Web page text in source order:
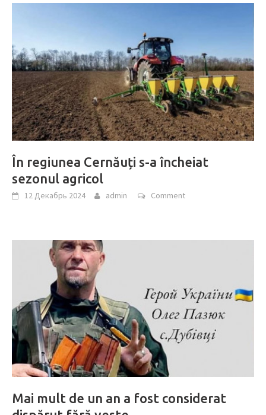
În regiunea Cernăuți s-a încheiat
sezonul agricol
12 Декабрь 2024 admin Comment
Mai mult de un an a fost considerat